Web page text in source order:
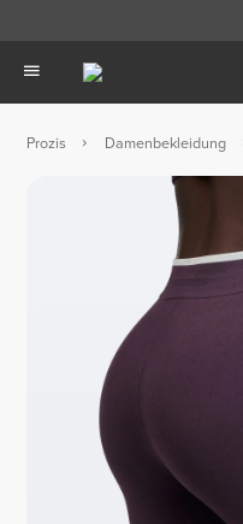
Prozis Damenbekleidung